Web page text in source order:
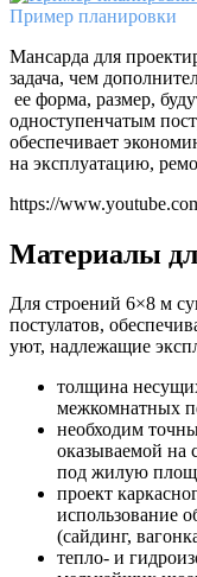
Пример планировки
Мансарда для
задача, чем
ее форма, размер,
одноступенчатым
обеспечивает
на эксплуатацию,
https://
Материалы
Для строений 6×8 м
постулатов,
уют, надлежащие
толщина
межкомнатных
необходим
оказываемой на
под жилую
проект
использование
(сайдинг,
тепло- и